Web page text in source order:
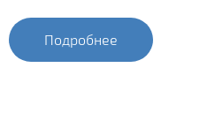
Подробнее